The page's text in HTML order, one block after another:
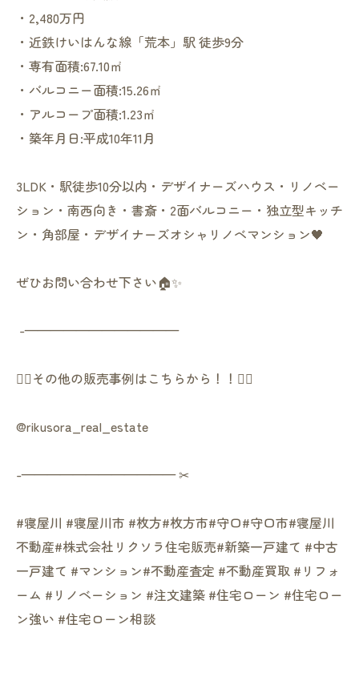
・2,480万円
・近鉄けいはんな線「荒本」駅 徒歩9分
・専有面積:67.10㎡
・バルコニー面積:15.26㎡
・アルコープ面積:1.23㎡
・築年月日:平成10年11月
3LDK・駅徒歩10分以内・デザイナーズハウス・リノベー
ション・南西向き・書斎・2面バルコニー・独立型キッチ
ン・角部屋・デザイナーズオシャリノベマンション🖤
ぜひお問い合わせ下さい🏠✨
︎ -————————————
👇🏻その他の販売事例はこちらから！！👇🏻
@rikusora_real_estate
-———————————— ✂︎
#寝屋川 #寝屋川市 #枚方#枚方市#守口#守口市#寝屋川
不動産#株式会社リクソラ住宅販売#新築一戸建て #中古
一戸建て #マンション#不動産査定 #不動産買取 #リフォ
ーム #リノベーション #注文建築 #住宅ローン #住宅ロー
ン強い #住宅ローン相談